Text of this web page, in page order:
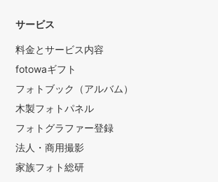
サービス
料金とサービス内容
fotowaギフト
フォトブック（アルバム）
木製フォトパネル
フォトグラファー登録
法人・商用撮影
家族フォト総研